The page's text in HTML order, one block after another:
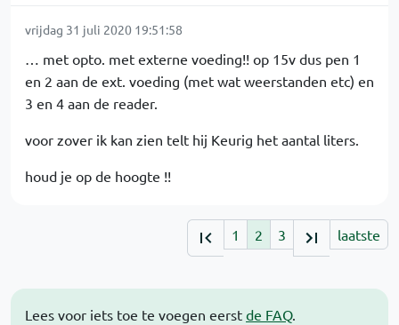
Lees voor iets toe te voegen eerst de FAQ.
vrijdag 31 juli 2020 19:51:58
… met opto. met externe voeding!! op 15v dus pen 1
en 2 aan de ext. voeding (met wat weerstanden etc) en
3 en 4 aan de reader.
voor zover ik kan zien telt hij Keurig het aantal liters.
houd je op de hoogte !!
1 2 3 laatste